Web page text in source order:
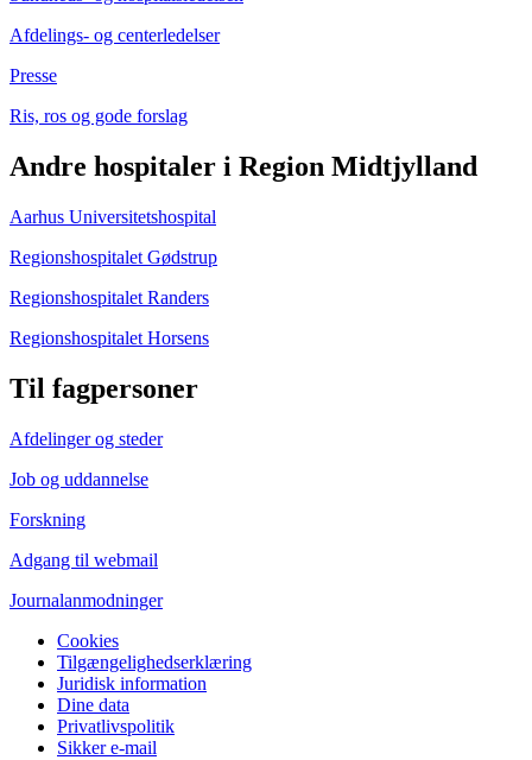
Afdelings- og centerledelser
Presse
Ris, ros og gode forslag
Andre hospitaler i Region Midtjylland
Aarhus Universitetshospital
Regionshospitalet Gødstrup
Regionshospitalet Randers
Regionshospitalet Horsens
Til fagpersoner
Afdelinger og steder
Job og uddannelse
Forskning
Adgang til webmail
Journalanmodninger
Cookies
Tilgængelighedserklæring
Juridisk information
Dine data
Privatlivspolitik
Sikker e-mail